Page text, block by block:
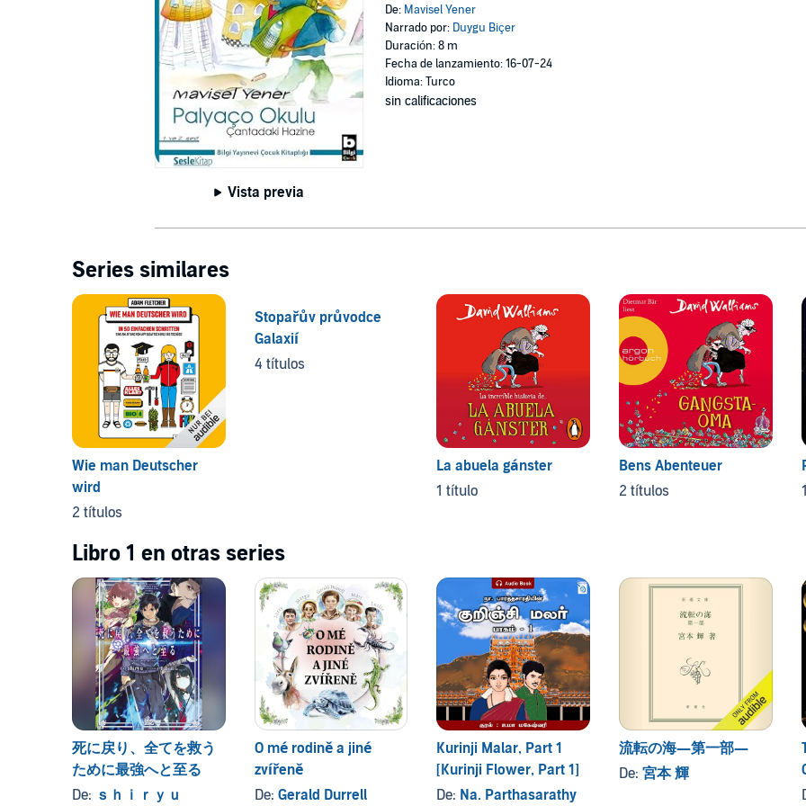
Vista previa
De: Mavisel Yener
Narrado por: Duygu Biçer
Duración: 8 m
Fecha de lanzamiento: 16-07-24
Idioma: Turco
sin calificaciones
Series similares
Wie man Deutscher
wird
2 títulos
Stopařův průvodce
Galaxií
4 títulos
La abuela gánster
1 título
Bens Abenteuer
2 títulos
Libro 1 en otras series
死に戻り、全てを救う
ために最強へと至る
De: ｓｈｉｒｙｕ
O mé rodině a jiné
zvířeně
De: Gerald Durrell
Kurinji Malar, Part 1
[Kurinji Flower, Part 1]
De: Na. Parthasarathy
流転の海―第一部―
De: 宮本 輝